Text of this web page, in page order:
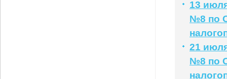
13
№8 по
21
№8 по